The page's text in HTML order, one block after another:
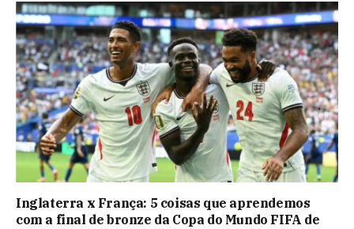
Inglaterra x França: 5 coisas que aprendemos
com a final de bronze da Copa do Mundo FIFA de